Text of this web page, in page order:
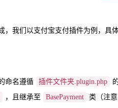
我们以支付宝支付插件为例，具
命名遵循
插件文件夹.plugin.php
，且继承至 BasePayment
类（注